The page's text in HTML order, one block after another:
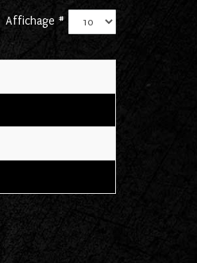
Affichage #